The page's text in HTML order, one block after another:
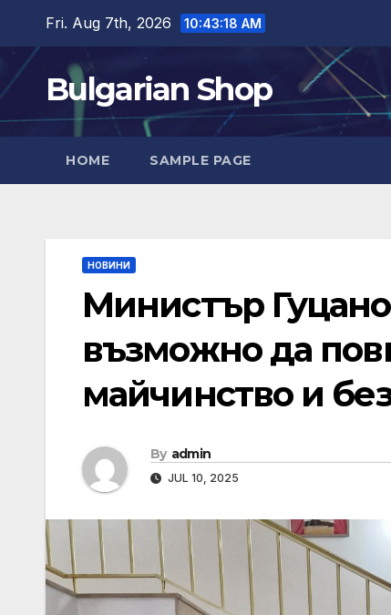
content
Fri. Aug 7th, 2026 10:43:19 AM
Bulgarian Shop
HOME SAMPLE PAGE
НОВИНИ
Министър
възможно да
майчинство и
By admin
JUL 10, 2025